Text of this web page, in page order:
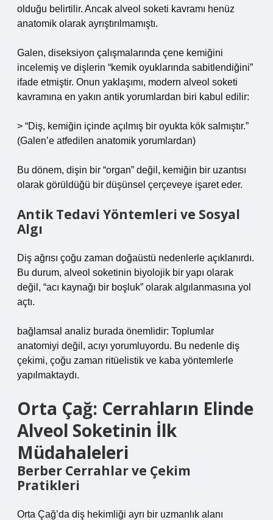
olduğu belirtilir. Ancak alveol soketi kavramı henüz
anatomik olarak ayrıştırılmamıştı.
Galen, diseksiyon çalışmalarında çene kemiğini
incelemiş ve dişlerin “kemik oyuklarında sabitlendiğini”
ifade etmiştir. Onun yaklaşımı, modern alveol soketi
kavramına en yakın antik yorumlardan biri kabul edilir:
> “Diş, kemiğin içinde açılmış bir oyukta kök salmıştır.”
(Galen’e atfedilen anatomik yorumlardan)
Bu dönem, dişin bir “organ” değil, kemiğin bir uzantısı
olarak görüldüğü bir düşünsel çerçeveye işaret eder.
Antik Tedavi Yöntemleri ve Sosyal
Algı
Diş ağrısı çoğu zaman doğaüstü nedenlerle açıklanırdı.
Bu durum, alveol soketinin biyolojik bir yapı olarak
değil, “acı kaynağı bir boşluk” olarak algılanmasına yol
açtı.
bağlamsal analiz burada önemlidir: Toplumlar
anatomiyi değil, acıyı yorumluyordu. Bu nedenle diş
çekimi, çoğu zaman ritüelistik ve kaba yöntemlerle
yapılmaktaydı.
Orta Çağ: Cerrahların Elinde
Alveol Soketinin İlk
Müdahaleleri
Berber Cerrahlar ve Çekim
Pratikleri
Orta Çağ’da diş hekimliği ayrı bir uzmanlık alanı